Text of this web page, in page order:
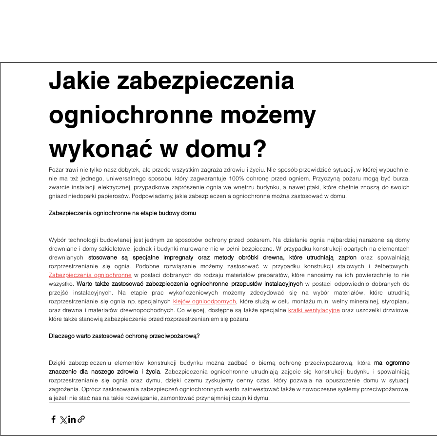
Jakie zabezpieczenia
ogniochronne możemy
wykonać w domu?
Pożar trawi nie tylko nasz dobytek, ale przede wszystkim zagraża zdrowiu i życiu. Nie sposób przewidzieć sytuacji, w której wybuchnie;
nie ma też jednego, uniwersalnego sposobu, który zagwarantuje 100% ochronę przed ogniem. Przyczyną pożaru mogą być burza,
zwarcie instalacji elektrycznej, przypadkowe zaprószenie ognia we wnętrzu budynku, a nawet ptaki, które chętnie znoszą do swoich
gniazd niedopałki papierosów. Podpowiadamy, jakie zabezpieczenia ogniochronne można zastosować w domu.
Zabezpieczenia ogniochronne na etapie budowy domu
Wybór technologii budowlanej jest jednym ze sposobów ochrony przed pożarem. Na działanie ognia najbardziej narażone są domy
drewniane i domy szkieletowe, jednak i budynki murowane nie w pełni bezpieczne. W przypadku konstrukcji opartych na elementach
drewnianych stosowane są specjalne impregnaty oraz metody obróbki drewna, które utrudniają zapłon oraz spowalniają
Zabezpieczenia ogniochronne w postaci dobranych do rodzaju materiałów preparatów, które nanosimy na ich powierzchnię to nie
wszystko. Warto także zastosować zabezpieczenia ogniochronne przepustów instalacyjnych w postaci odpowiednio dobranych do
przejść instalacyjnych. Na etapie prac wykończeniowych możemy zdecydować się na wybór materiałów, które utrudnią
rozprzestrzenianie się ognia np. specjalnych klejów ognioodpornych, które służą w celu montażu m.in. wełny mineralnej, styropianu
oraz drewna i materiałów drewnopochodnych. Co więcej, dostępne są także specjalne kratki wentylacyjne oraz uszczelki drzwiowe,
które także stanowią zabezpieczenie przed rozprzestrzenianiem się pożaru.
Dlaczego warto zastosować ochronę przeciwpożarową?
Dzięki zabezpieczeniu elementów konstrukcji budynku można zadbać o bierną ochronę przeciwpożarową, która ma ogromne
znaczenie dla naszego zdrowia i życia. Zabezpieczenia ogniochronne utrudniają zajęcie się konstrukcji budynku i spowalniają
rozprzestrzenianie się ognia oraz dymu, dzięki czemu zyskujemy cenny czas, który pozwala na opuszczenie domu w sytuacji
zagrożenia. Oprócz zastosowania zabezpieczeń ogniochronnych warto zainwestować także w nowoczesne systemy przeciwpożarowe,
a jeżeli nie stać nas na takie rozwiązanie, zamontować przynajmniej czujniki dymu.